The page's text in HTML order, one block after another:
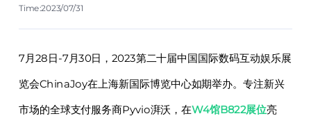
Time:2023/07/31
7月28日-7月30日，2023第二十届中国国际数码互动娱乐展
览会ChinaJoy在上海新国际博览中心如期举办。专注新兴
市场的全球支付服务商Pyvio湃沃，在W4馆B822展位亮